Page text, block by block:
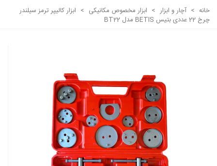
خانه > آچار و ابزار > ابزار مخصوص مکانیکی > ابزار کالیپر ترمز سیلندر
چرخ 22 عددی بتیس BETIS مدل BT22